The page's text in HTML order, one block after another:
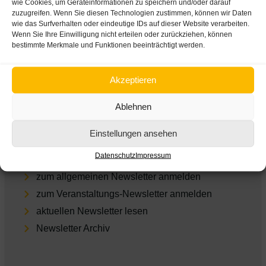
wie Cookies, um Geräteinformationen zu speichern und/oder darauf
zuzugreifen. Wenn Sie diesen Technologien zustimmen, können wir Daten
wie das Surfverhalten oder eindeutige IDs auf dieser Website verarbeiten.
Wenn Sie Ihre Einwilligung nicht erteilen oder zurückziehen, können
bestimmte Merkmale und Funktionen beeinträchtigt werden.
Akzeptieren
Ablehnen
Einstellungen ansehen
DatenschutzImpressum
Impres­sum
Daten­schutz
Empfohlene Links
ARGE Suchtvorbeugung
Dia­log­wo­che Alkohol
zum allgemeinen Newsletter anmelden
zum Veranstaltungs-Newsletter anmelden
aktu­el­len Newsletter lesen
Newsletter Archiv